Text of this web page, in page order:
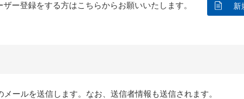
ー登録をする方はこちらからお願いいたします。 新
ールを送信します。なお、送信者情報も送信されます。